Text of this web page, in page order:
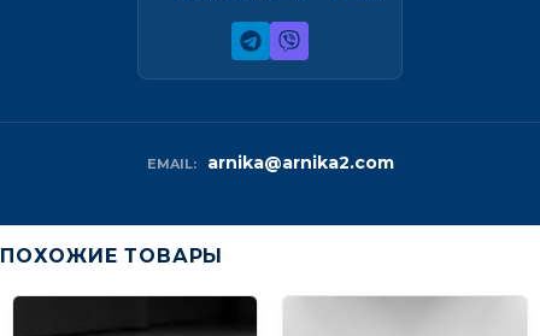
EMAIL: arnika@arnika2.com
ПОХОЖИЕ ТОВАРЫ